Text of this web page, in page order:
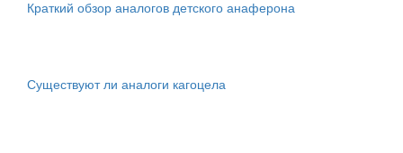
Краткий обзор аналогов детского анаферона
Существуют ли аналоги кагоцела